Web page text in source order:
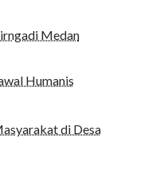
Medan‎
Humanis
di Desa